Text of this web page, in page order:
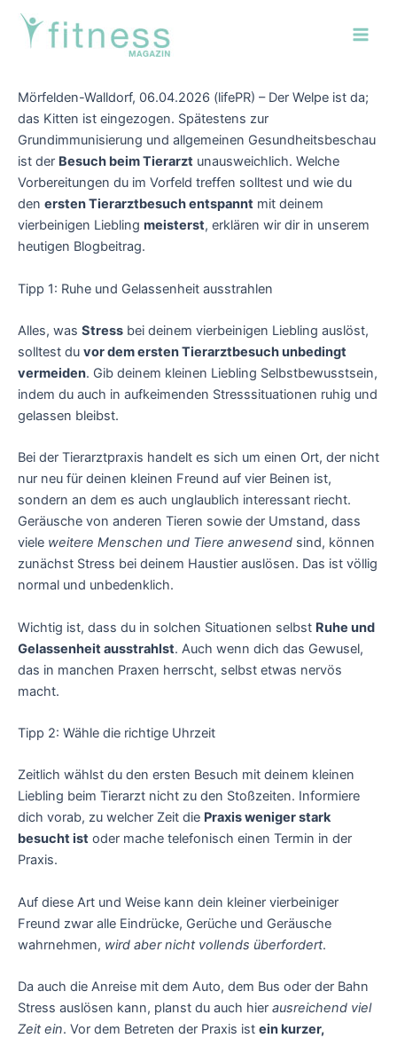
Zum
Inhalt
springen
Mörfelden-Walldorf, 06.04.2026 (lifePR) – Der Welpe ist da;
das Kitten ist eingezogen. Spätestens zur
Grundimmunisierung und allgemeinen Gesundheitsbeschau
ist der Besuch beim Tierarzt unausweichlich. Welche
Vorbereitungen du im Vorfeld treffen solltest und wie du
den ersten Tierarztbesuch entspannt mit deinem
vierbeinigen Liebling meisterst, erklären wir dir in unserem
heutigen Blogbeitrag.
Tipp 1: Ruhe und Gelassenheit ausstrahlen
Alles, was Stress bei deinem vierbeinigen Liebling auslöst,
solltest du vor dem ersten Tierarztbesuch unbedingt
vermeiden. Gib deinem kleinen Liebling Selbstbewusstsein,
indem du auch in aufkeimenden Stresssituationen ruhig und
gelassen bleibst.
Bei der Tierarztpraxis handelt es sich um einen Ort, der nicht
nur neu für deinen kleinen Freund auf vier Beinen ist,
sondern an dem es auch unglaublich interessant riecht.
Geräusche von anderen Tieren sowie der Umstand, dass
viele weitere Menschen und Tiere anwesend sind, können
zunächst Stress bei deinem Haustier auslösen. Das ist völlig
normal und unbedenklich.
Wichtig ist, dass du in solchen Situationen selbst Ruhe und
Gelassenheit ausstrahlst. Auch wenn dich das Gewusel,
das in manchen Praxen herrscht, selbst etwas nervös
macht.
Tipp 2: Wähle die richtige Uhrzeit
Zeitlich wählst du den ersten Besuch mit deinem kleinen
Liebling beim Tierarzt nicht zu den Stoßzeiten. Informiere
dich vorab, zu welcher Zeit die Praxis weniger stark
besucht ist oder mache telefonisch einen Termin in der
Praxis.
Auf diese Art und Weise kann dein kleiner vierbeiniger
Freund zwar alle Eindrücke, Gerüche und Geräusche
wahrnehmen, wird aber nicht vollends überfordert.
Da auch die Anreise mit dem Auto, dem Bus oder der Bahn
Stress auslösen kann, planst du auch hier ausreichend viel
Zeit ein. Vor dem Betreten der Praxis ist ein kurzer,
Post
navigation